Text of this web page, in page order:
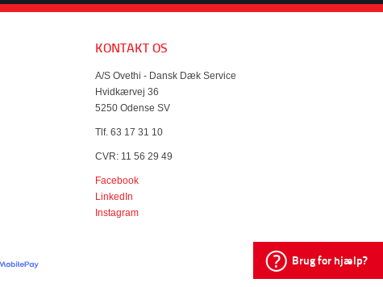
KONTAKT OS
A/S Ovethi - Dansk Dæk Service
Hvidkærvej 36
5250 Odense SV
Tlf. 63 17 31 10
CVR: 11 56 29 49
Facebook
LinkedIn
Instagram
Brug for hjælp?